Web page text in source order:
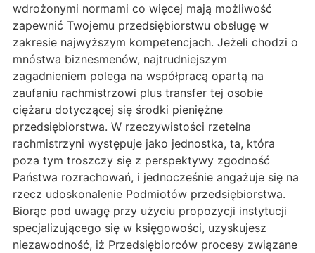
wdrożonymi normami co więcej mają możliwość
zapewnić Twojemu przedsiębiorstwu obsługę w
zakresie najwyższym kompetencjach. Jeżeli chodzi o
mnóstwa biznesmenów, najtrudniejszym
zagadnieniem polega na współpracą opartą na
zaufaniu rachmistrzowi plus transfer tej osobie
ciężaru dotyczącej się środki pieniężne
przedsiębiorstwa. W rzeczywistości rzetelna
rachmistrzyni występuje jako jednostka, ta, która
poza tym troszczy się z perspektywy zgodność
Państwa rozrachowań, i jednocześnie angażuje się na
rzecz udoskonalenie Podmiotów przedsiębiorstwa.
Biorąc pod uwagę przy użyciu propozycji instytucji
specjalizującego się w księgowości, uzyskujesz
niezawodność, iż Przedsiębiorców procesy związane